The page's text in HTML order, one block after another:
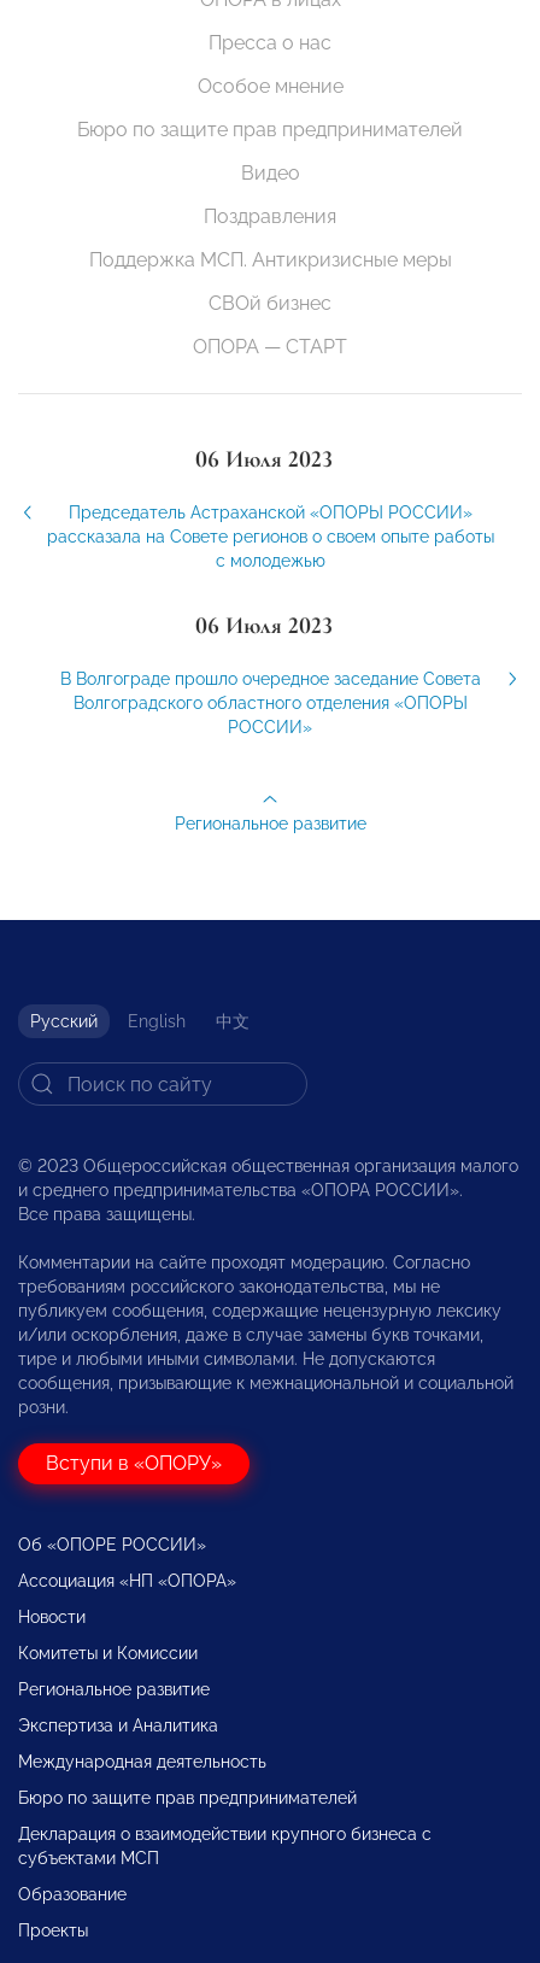
Пресса о нас
Особое мнение
Бюро по защите прав предпринимателей
Видео
Поздравления
Поддержка МСП. Антикризисные меры
СВОй бизнес
ОПОРА — СТАРТ
06 Июля 2023
Председатель Астраханской «ОПОРЫ РОССИИ»
рассказала на Совете регионов о своем опыте работы
с молодежью
06 Июля 2023
В Волгограде прошло очередное заседание Совета
Волгоградского областного отделения «ОПОРЫ
РОССИИ»
Региональное развитие
Русский English 中文
© 2023 Общероссийская общественная организация малого
и среднего предпринимательства «ОПОРА РОССИИ».
Все права защищены.
Комментарии на сайте проходят модерацию. Согласно
требованиям российского законодательства, мы не
публикуем сообщения, содержащие нецензурную лексику
и/или оскорбления, даже в случае замены букв точками,
тире и любыми иными символами. Не допускаются
сообщения, призывающие к межнациональной и социальной
розни.
Вступи в «ОПОРУ»
Об «ОПОРЕ РОССИИ»
Ассоциация «НП «ОПОРА»
Новости
Комитеты и Комиссии
Региональное развитие
Экспертиза и Аналитика
Международная деятельность
Бюро по защите прав предпринимателей
Декларация о взаимодействии крупного бизнеса с
субъектами МСП
Образование
Проекты